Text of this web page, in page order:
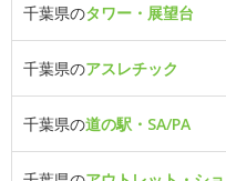
千葉県のタワー・展望台
千葉県のアスレチック
千葉県の道の駅・SA/PA